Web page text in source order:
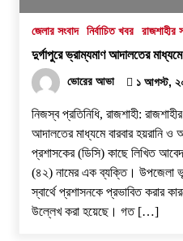
জেলার সংবাদ নির্বাচিত খবর রাজশাহীর
দুর্গাপুরে ভ্রাম্যমাণ আদালতের
ভোরের আভা ১ আগস্ট,
নিজস্ব প্রতিনিধি, রাজশাহী:
আদালতের মাধ্যমে বারবার হয়রানি
প্রশাসকের (ডিসি) কাছে লিখিত
(৪২) নামের এক ব্যক্তি। উপজেলা
স্বার্থে প্রশাসনকে প্রভাবিত করার
উল্লেখ করা হয়েছে। ​গত […]